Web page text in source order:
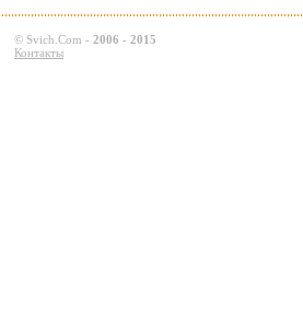
© Svich.Com - 2006 - 2015
Контакты